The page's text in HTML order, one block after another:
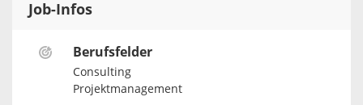
Job-Infos
Berufsfelder
Consulting
Projektmanagement